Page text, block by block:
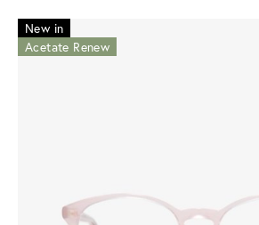
New in
Acetate Renew